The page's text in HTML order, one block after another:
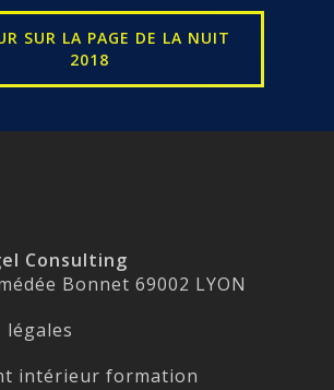
SUR LA PAGE DE LA NUIT
2018
Consulting
Bonnet 69002 LYON
légales
intérieur formation